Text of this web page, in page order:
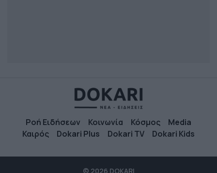
Ροή Ειδήσεων Κοινωνία Κόσμος
Media
Καιρός
Dokari Plus Dokari TV Dokari Kids
© 2026 DOKARI